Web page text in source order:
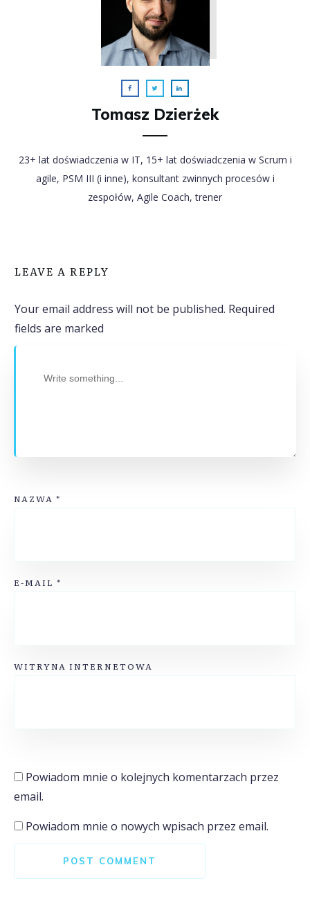
Tomasz Dzierżek
23+ lat doświadczenia w IT, 15+ lat doświadczenia w Scrum i
agile, PSM III (i inne), konsultant zwinnych procesów i
zespołów, Agile Coach, trener
LEAVE A REPLY
Your email address will not be published. Required
fields are marked
NAZWA *
E-MAIL *
WITRYNA INTERNETOWA
Powiadom mnie o kolejnych komentarzach przez
email.
Powiadom mnie o nowych wpisach przez email.
POST COMMENT